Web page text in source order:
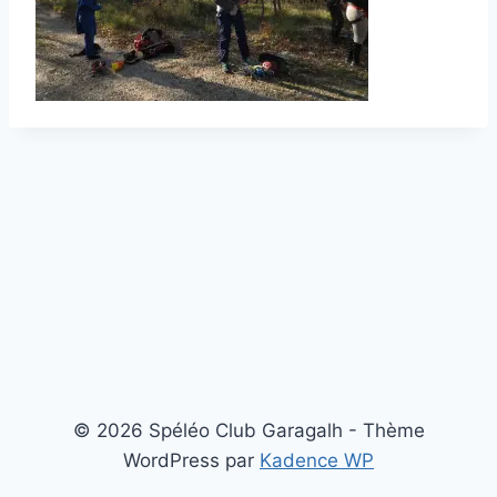
© 2026 Spéléo Club Garagalh - Thème
WordPress par Kadence WP